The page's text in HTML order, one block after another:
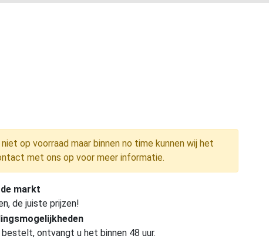
op voorraad maar binnen no time kunnen wij het
met ons op voor meer informatie.
markt
de juiste prijzen!
ontvangt u het binnen 48 uur.